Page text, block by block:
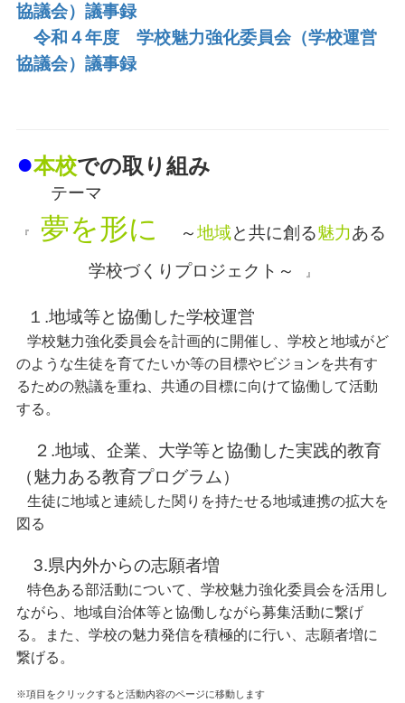
協議会）議事録
令和４年度 学校魅力強化委員会（学校運営
協議会）議事録
●本校での取り組み
テーマ
『 夢を形に ～地域と共に創る魅力ある
学校づくりプロジェクト～
』
１.地域等と協働した学校運営
学校魅力強化委員会を計画的に開催し、学校と地域がど
のような生徒を育てたいか等の目標やビジョンを共有す
るための熟議を重ね、共通の目標に向けて協働して活動
する。
２.地域、企業、大学等と協働した実践的教育
（魅力ある教育プログラム）
生徒に地域と連続した関りを持たせる地域連携の拡大を
図る
3.県内外からの志願者増
特色ある部活動について、学校魅力強化委員会を活用し
ながら、地域自治体等と協働しながら募集活動に繋げ
る。また、学校の魅力発信を積極的に行い、志願者増に
繋げる。
※項目をクリックすると活動内容のページに移動します